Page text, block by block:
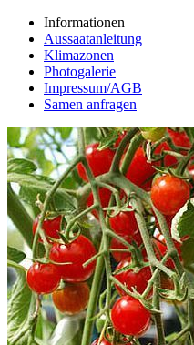
Informationen
Aussaatanleitung
Klimazonen
Photogalerie
Impressum/AGB
Samen anfragen